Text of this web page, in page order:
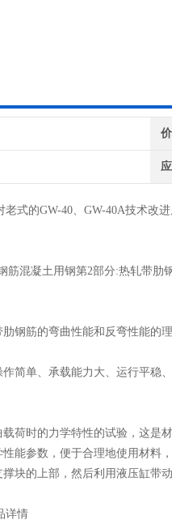
老式的GW-40、GW-40A技术改
混凝土用钢第2部分:热轧带肋
筋的弯曲性能和反弯性能的理
单、承载能力大、运行平稳
时的力学特性的试验，这是
能参数，便于合理地使用材料
块的上部，然后利用液压缸带
详情